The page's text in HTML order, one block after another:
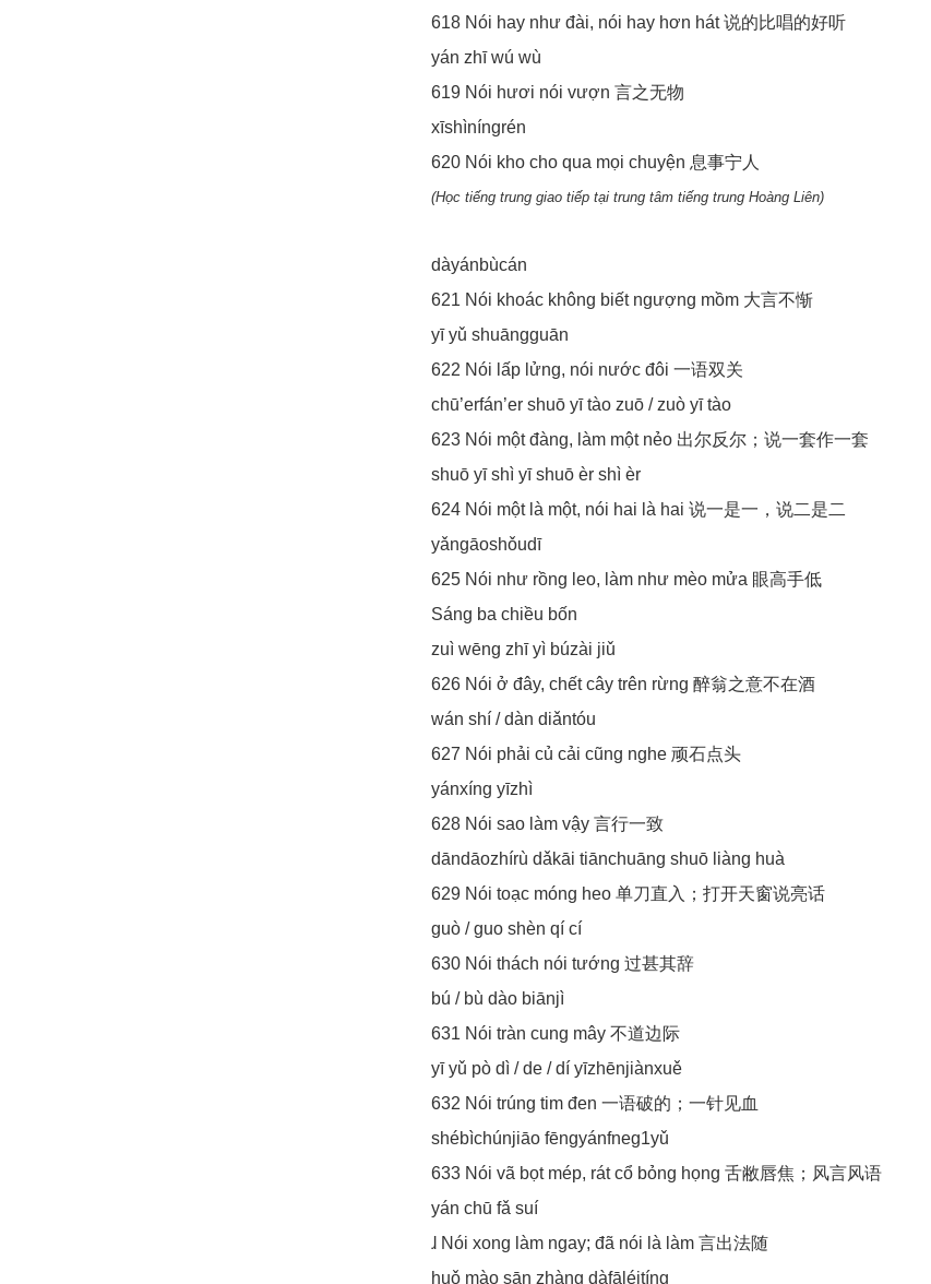
618 Nói hay như đài, nói hay hơn hát 说的比唱的好听
yán zhī wú wù
619 Nói hươi nói vượn 言之无物
xīshìníngrén
620 Nói kho cho qua mọi chuyện 息事宁人
(Học tiếng trung giao tiếp tại trung tâm tiếng trung Hoàng Liên)
dàyánbùcán
621 Nói khoác không biết ngượng mồm 大言不惭
yī yǔ shuāngguān
622 Nói lấp lửng, nói nước đôi 一语双关
chū’erfán’er shuō yī tào zuō / zuò yī tào
623 Nói một đàng, làm một nẻo 出尔反尔；说一套作一套
shuō yī shì yī shuō èr shì èr
624 Nói một là một, nói hai là hai 说一是一，说二是二
yǎngāoshǒudī
625 Nói như rồng leo, làm như mèo mửa 眼高手低
Sáng ba chiều bốn
zuì wēng zhī yì búzài jiǔ
626 Nói ở đây, chết cây trên rừng 醉翁之意不在酒
wán shí / dàn diǎntóu
627 Nói phải củ cải cũng nghe 顽石点头
yánxíng yīzhì
628 Nói sao làm vậy 言行一致
dāndāozhírù dǎkāi tiānchuāng shuō liàng huà
629 Nói toạc móng heo 单刀直入；打开天窗说亮话
guò / guo shèn qí cí
630 Nói thách nói tướng 过甚其辞
bú / bù dào biānjì
631 Nói tràn cung mây 不道边际
yī yǔ pò dì / de / dí yīzhēnjiànxuě
632 Nói trúng tim đen 一语破的；一针见血
shébìchúnjiāo fēngyánfneg1yǔ
633 Nói vã bọt mép, rát cổ bỏng họng 舌敝唇焦；风言风语
yán chū fǎ suí
ɺ Nói xong làm ngay; đã nói là làm 言出法随
huǒ mào sān zhàng dàfāléitíng